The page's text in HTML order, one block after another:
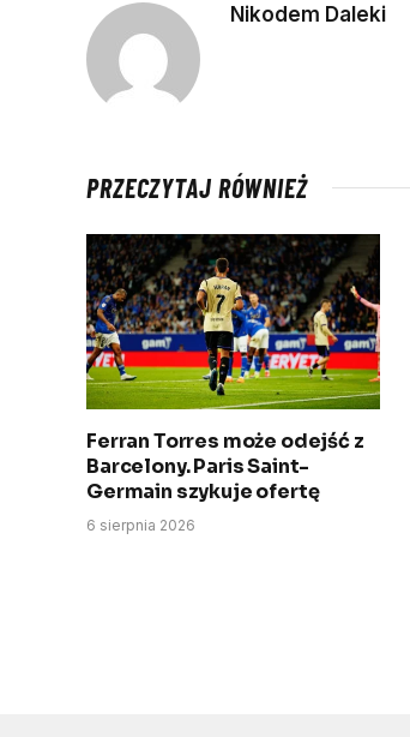
Nikodem Daleki
PRZECZYTAJ RÓWNIEŻ
Ferran Torres może odejść z
Barcelony. Paris Saint-
Germain szykuje ofertę
6 sierpnia 2026